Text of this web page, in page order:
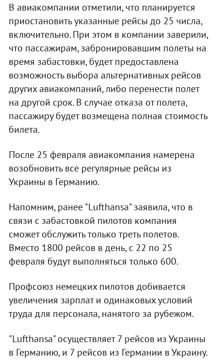
В авиакомпании отметили, что планируется
приостановить указанные рейсы до 25 числа,
включительно. При этом в компании заверили,
что пассажирам, забронировавшим полеты на
время забастовки, будет предоставлена
возможность выбора альтернативных рейсов
других авиакомпаний, либо перенести полет
на другой срок. В случае отказа от полета,
пассажиру будет возмещена полная стоимость
билета.
После 25 февраля авиакомпания намерена
возобновить все регулярные рейсы из
Украины в Германию.
Напомним, ранее "Lufthansa" заявила, что в
связи с забастовкой пилотов компания
сможет обслужить только треть полетов.
Вместо 1800 рейсов в день, с 22 по 25
февраля будут выполняться только 600.
Профсоюз немецких пилотов добивается
увеличения зарплат и одинаковых условий
труда для персонала, нанятого за рубежом.
"Lufthansa" осуществляет 7 рейсов из Украины
в Германию, и 7 рейсов из Германии в Украину.